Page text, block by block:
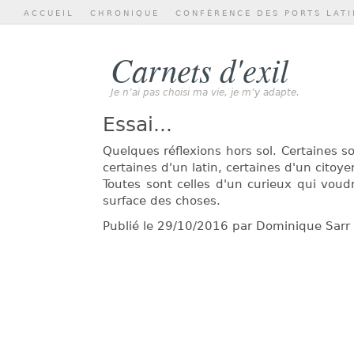
Carnets d'exil
Je n’ai pas choisi ma vie, je m’y adapte.
ACCUEIL CHRONIQUE CONFÉRENCE DES PORTS
Essai...
Quelques réflexions hors sol. Certaines
certaines d'un latin, certaines d'un
Toutes sont celles d'un curieux qui
surface des choses.
Publié le 29/10/2016 par Dominique Sarr